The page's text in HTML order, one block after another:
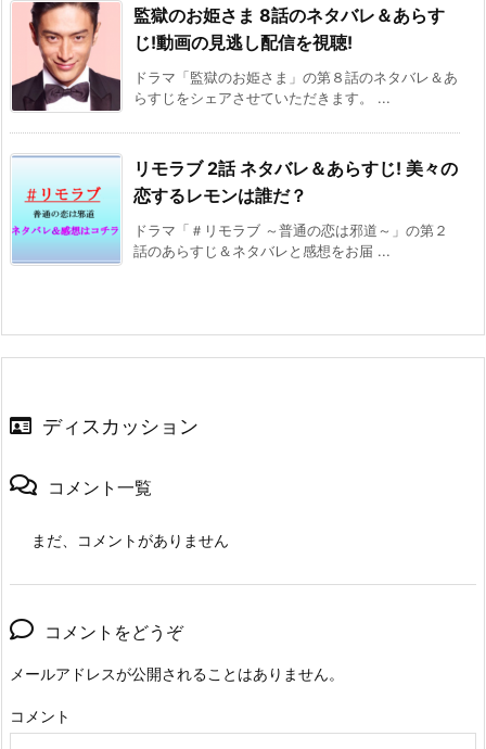
監獄のお姫さま 8話のネタバレ＆あらす
じ!動画の見逃し配信を視聴!
ドラマ「監獄のお姫さま」の第８話のネタバレ＆あ
らすじをシェアさせていただきます。 ...
リモラブ 2話 ネタバレ＆あらすじ! 美々の
恋するレモンは誰だ？
ドラマ「＃リモラブ ～普通の恋は邪道～」の第２
話のあらすじ＆ネタバレと感想をお届 ...
ディスカッション
コメント一覧
まだ、コメントがありません
コメントをどうぞ
メールアドレスが公開されることはありません。
コメント